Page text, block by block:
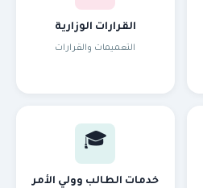
القرارات الوزارية
التعميمات والقرارات
🎓
خدمات الطالب وولي الأمر